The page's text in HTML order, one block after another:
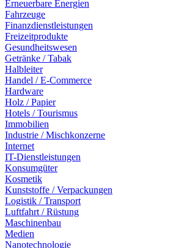
Erneuerbare Energien
Fahrzeuge
Finanzdienstleistungen
Freizeitprodukte
Gesundheitswesen
Getränke / Tabak
Halbleiter
Handel / E-Commerce
Hardware
Holz / Papier
Hotels / Tourismus
Immobilien
Industrie / Mischkonzerne
Internet
IT-Dienstleistungen
Konsumgüter
Kosmetik
Kunststoffe / Verpackungen
Logistik / Transport
Luftfahrt / Rüstung
Maschinenbau
Medien
Nanotechnologie